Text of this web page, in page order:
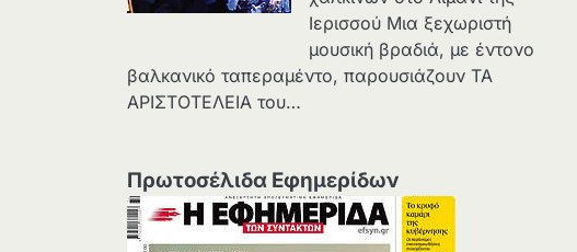
Ιερισσού Μια ξεχωριστή
μουσική βραδιά, με έντονο
βαλκανικό ταπεραμέντο, παρουσιάζουν ΤΑ
ΑΡΙΣΤΟΤΕΛΕΙΑ του…
Πρωτοσέλιδα Εφημερίδων